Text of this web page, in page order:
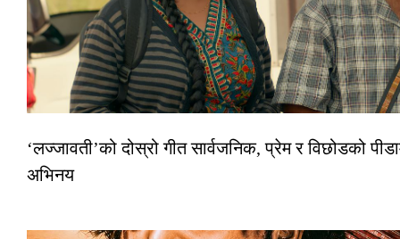
‘लज्जावती’को दोस्रो गीत सार्वजनिक, प्रेम र विछोडको
अभिनय